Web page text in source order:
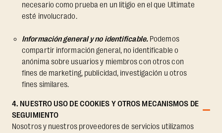
necesario como prueba en un litigio en el que Ultimate
esté involucrado.
Información general y no identificable.Podemos
compartir información general, no identificable o
anónima sobre usuarios y miembros con otros con
fines de marketing, publicidad, investigación u otros
fines similares.
4. NUESTRO USO DE COOKIES Y OTROS MECANISMOS DE
SEGUIMIENTO
Nosotros y nuestros proveedores de servicios utilizamos